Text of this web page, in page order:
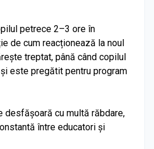
petrece 2–3 ore în
de cum reacționează la noul
treptat, până când copilul
este pregătit pentru program
desfășoară cu multă răbdare,
între educatori și